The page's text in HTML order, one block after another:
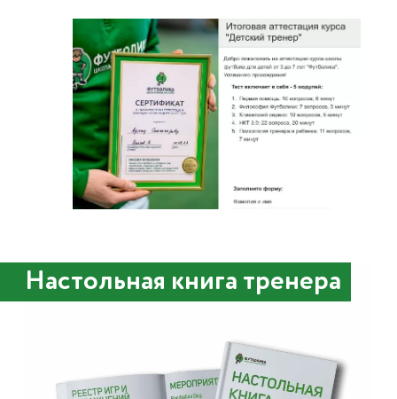
Настольная книга тренера